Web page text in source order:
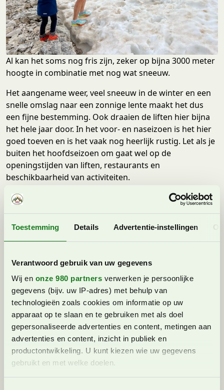
Toestemming Details Advertentie-instellingen
Verantwoord gebruik van uw gegevens
Wij en onze 980 partners verwerken je persoonlijke
gegevens (bijv. uw IP-adres) met behulp van
technologieën zoals cookies om informatie op uw
apparaat op te slaan en te gebruiken met als doel
gepersonaliseerde advertenties en content, metingen aan
advertenties en content, inzicht in publiek en
productontwikkeling. U kunt kiezen wie uw gegevens
gebruikt en met welke doelen.
Al kan het soms nog fris zijn, zeker op bijna 3000 meter
hoogte in combinatie met nog wat sneeuw.
Het aangename weer, veel sneeuw in de winter en een
snelle omslag naar een zonnige lente maakt het dus
een fijne bestemming. Ook draaien de liften hier bijna
het hele jaar door. In het voor- en naseizoen is het hier
goed toeven en is het vaak nog heerlijk rustig. Let als je
buiten het hoofdseizoen om gaat wel op de
openingstijden van liften, restaurants en
beschikbaarheid van activiteiten.
3. Schilderachtige dorpjes
steden of veel nieuwbouw. De 7 dorpjes hebben allen
hun eigen karakter, evenementen en velen hun eigen
bewaard gebleven waardoor het ook aan te raden is de
dorpjes te bezoeken.
In de dagen dat wij er zijn bezoeken we natuurlijk Pozza
di Fassa, maar ook Vigo di Fassa, Moena, Canazei. De
andere dorpjes doorkruis je automatisch wanneer je
door het gebied heen gaat.
In welk dorp verblijven?
Qua gezelligheid en ligging vinden we vooral Canazei